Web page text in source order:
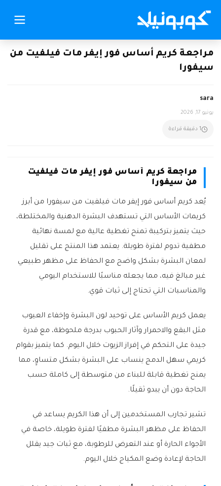
مراجعة كريم أساس فور إيفر مات فيلفيت من
سيفورا
sara
يونيو 17, 2026
1 دقيقة قراءة
مراجعة كريم أساس فور إيفر مات فيلفيت
من سيفورا
يُعد كريم أساس فور إيفر مات فيلفيت من سيفورا من أبرز
كريمات الأساس التي تستهدف البشرة الدهنية والمختلطة،
حيث يتميز بتركيبة تمنح تغطية عالية مع لمسة نهائية
مطفية تدوم لفترة طويلة. يعتمد هذا المنتج على تقليل
لمعان البشرة بشكل واضح مع الحفاظ على مظهر طبيعي
غير مبالغ فيه، مما يجعله مناسبًا للاستخدام اليومي
والمناسبات التي تحتاج إلى ثبات قوي.
يعمل كريم الأساس على توحيد لون البشرة وإخفاء العيوب
مثل البقع والاحمرار وآثار الحبوب بدرجة ملحوظة، مع قدرة
جيدة على التحكم في إفراز الزيوت خلال اليوم. كما يتميز بقوام
كريمي سهل الدمج ينساب على البشرة بشكل متساوٍ، مما
يمنح تغطية قابلة للبناء من متوسطة إلى كاملة حسب
الحاجة دون أن يبدو ثقيلًا.
تشير تجارب المستخدمين إلى أن هذا الكريم يساعد في
الحفاظ على مظهر البشرة مطفيًا لفترة طويلة، خاصة في
الأجواء الحارة أو عند التعرض للرطوبة، مع ثبات جيد يقلل
الحاجة لإعادة وضع المكياج خلال اليوم.